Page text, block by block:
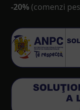
-20% (comenzi